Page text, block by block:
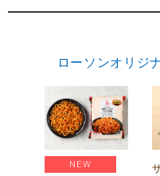
ローソンオリジ
NEW